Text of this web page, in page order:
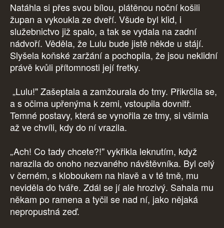
Natáhla si přes svou bílou, plátěnou noční košili
župan a vykoukla ze dveří. Všude byl klid, i
služebnictvo již spalo, a tak se vydala na zadní
nádvoří. Věděla, že Lulu bude jistě někde u stájí.
Slyšela koňské zaržání a pochopila, že jsou neklidní
právě kvůli přítomnosti její fretky.
„Lulu!" Zašeptala a zamžourala do tmy. Přikrčila se,
a s očima upřenýma k zemi, vstoupila dovnitř.
Temné postavy, která se vynořila ze tmy, si všimla
až ve chvíli, kdy do ní vrazila.
„Ach! Co tady chcete?!" vykřikla leknutím, když
narazila do onoho nezvaného návštěvníka. Byl celý
v černém, s kloboukem na hlavě a v té tmě, mu
neviděla do tváře. Zdál se jí ale hrozivý. Sahala mu
někam po ramena a tyčil se nad ní, jako nějaká
nepropustná zeď.